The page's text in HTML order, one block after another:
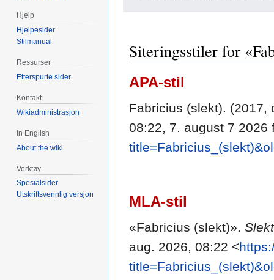
Siteringsstiler for
APA-stil
Fabricius (slekt).
08:22, 7. august 7 2026
MLA-stil
«Fabricius (slekt)».
aug. 2026, 08:22 <
Hjelp
Hjelpesider
Stilmanual
Ressurser
Etterspurte sider
Kontakt
Wikiadministrasjon
In English
About the wiki
Verktøy
Spesialsider
Utskriftsvennlig versjon